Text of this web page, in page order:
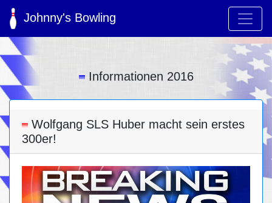
Johnny's Bowling
Informationen 2016
Wolfgang SLS Huber macht sein erstes
300er!